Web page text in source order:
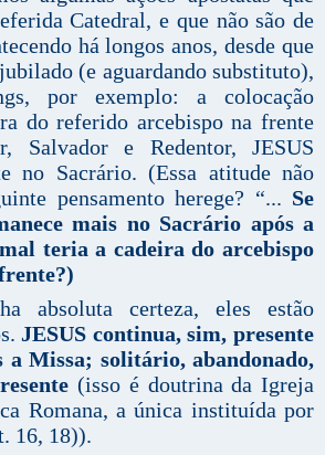
Catedral, e que não são de
há longos anos, desde que
(e aguardando substituto),
por exemplo: a colocação
do referido arcebispo na frente
Salvador e Redentor, JESUS
no Sacrário. (Essa atitude não
pensamento herege? “... Se
mais no Sacrário após a
teria a cadeira do arcebispo
absoluta certeza, eles estão
JESUS continua, sim, presente
a Missa; solitário, abandonado,
(isso é doutrina da Igreja
Romana, a única instituída por
16, 18)).